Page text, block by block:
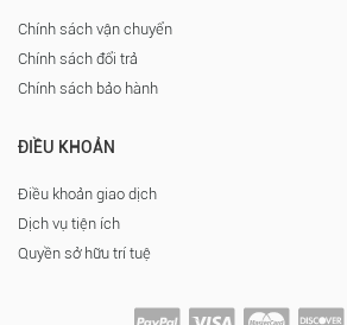
Chính sách vận chuyển
Chính sách đổi trả
Chính sách bảo hành
ĐIỀU KHOẢN
Điều khoản giao dịch
Dịch vụ tiện ích
Quyền sở hữu trí tuệ